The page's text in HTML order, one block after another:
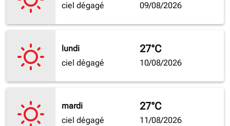
ciel dégagé
09/08/2026
lundi
ciel dégagé
27°C
10/08/2026
mardi
ciel dégagé
27°C
11/08/2026